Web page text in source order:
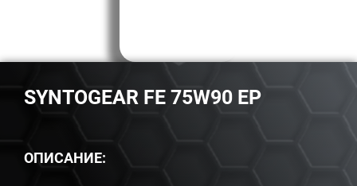
SYNTOGEAR FE 75W90 EP
ОПИСАНИЕ: